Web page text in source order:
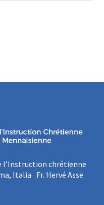
l’Instruction chrétienne
Italia Fr. Hervé Asse